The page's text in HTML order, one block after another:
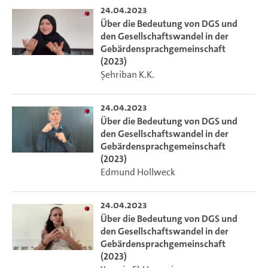
24.04.2023
Über die Bedeutung von DGS und
den Gesellschaftswandel in der
Gebärdensprachgemeinschaft
(2023)
Şehriban K.K.
24.04.2023
Über die Bedeutung von DGS und
den Gesellschaftswandel in der
Gebärdensprachgemeinschaft
(2023)
Edmund Hollweck
24.04.2023
Über die Bedeutung von DGS und
den Gesellschaftswandel in der
Gebärdensprachgemeinschaft
(2023)